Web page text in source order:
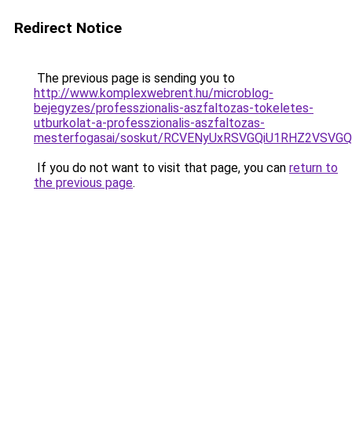
Redirect Notice
The previous page is sending you to
http://www.komplexwebrent.hu/microblog-
bejegyzes/professzionalis-aszfaltozas-tokeletes-
utburkolat-a-professzionalis-aszfaltozas-
mesterfogasai/soskut/
If you do not want to visit that page, you can return to
the previous page.